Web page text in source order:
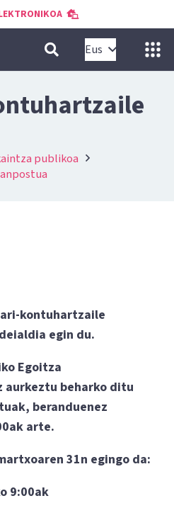
Eus
publikoa
kontuhartzaile
egin du.
Egoitza
aurkeztu beharko ditu
beranduenez
arte.
31n egingo da:
9:00ak